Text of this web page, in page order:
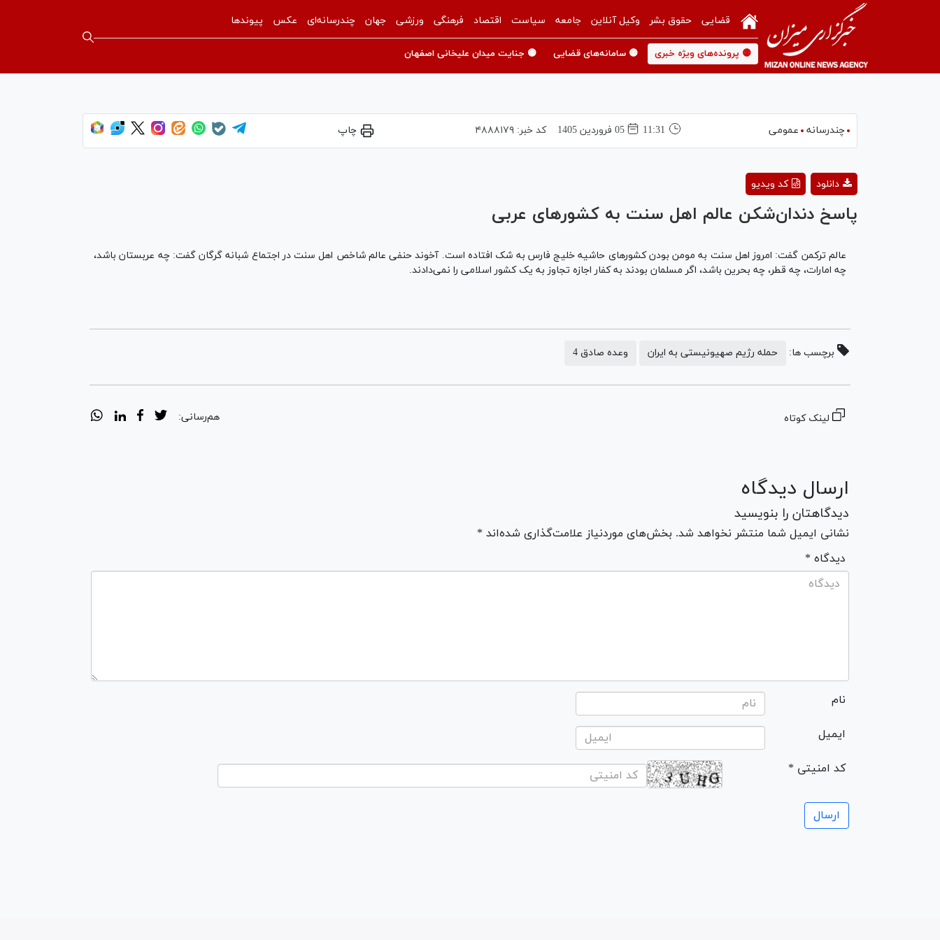
قضایی حقوق بشر وکیل آنلاین جامعه سیاست اقتصاد فرهنگی ورزشی جهان چندرسانه‌ای عکس پیوندها
🟡 پرونده‌های ویژه خبری 🟡 سامانه‌های قضایی 🟡 جنایت میدان علیخانی اصفهان
چندرسانه عمومی 11:31 05 فروردين 1405 کد خبر:۴۸۸۸۱۷۹ چاپ
کد ویدیو دانلود
پاسخ دندان‌شکن عالم اهل سنت به کشورهای عربی
عالم ترکمن گفت: امروز اهل سنت به مومن بودن کشور‌های حاشیه خلیج فارس به شک افتاده است. آخوند حنفی عالم شاخص اهل سنت در اجتماع شبانه گرگان گفت: چه عربستان باشد،
چه امارات، چه قطر، چه بحرین باشد، اگر مسلمان بودند به کفار اجازه تجاوز به یک کشور اسلامی را نمی‌دادند.
برچسب ها: حمله رژیم صهیونیستی به ایران وعده صادق 4
لینک کوتاه هم‌رسانی:
ارسال دیدگاه
دیدگاهتان را بنویسید
نشانی ایمیل شما منتشر نخواهد شد. بخش‌های موردنیاز علامت‌گذاری شده‌اند *
* دیدگاه
نام
ایمیل
* کد امنیتی